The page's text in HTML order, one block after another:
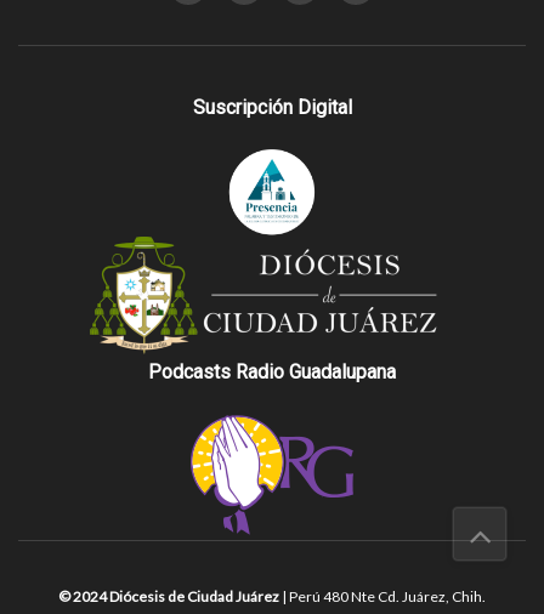
Suscripción Digital
Podcasts Radio Guadalupana
© 2024 Diócesis de Ciudad Juárez | Perú 480 Nte Cd. Juárez, Chih.